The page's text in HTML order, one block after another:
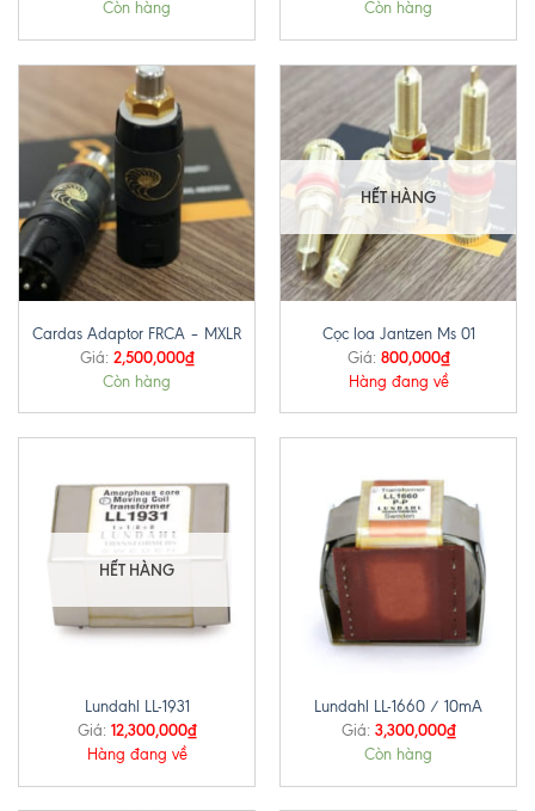
Còn hàng Còn hàng
Cardas Adaptor FRCA – MXLR
Giá: 2,500,000₫
Còn hàng
HẾT HÀNG
Cọc loa Jantzen Ms 01
Giá: 800,000₫
Hàng đang về
HẾT HÀNG
Lundahl LL-1931
Giá: 12,300,000₫
Hàng đang về
Lundahl LL-1660 / 10mA
Giá: 3,300,000₫
Còn hàng